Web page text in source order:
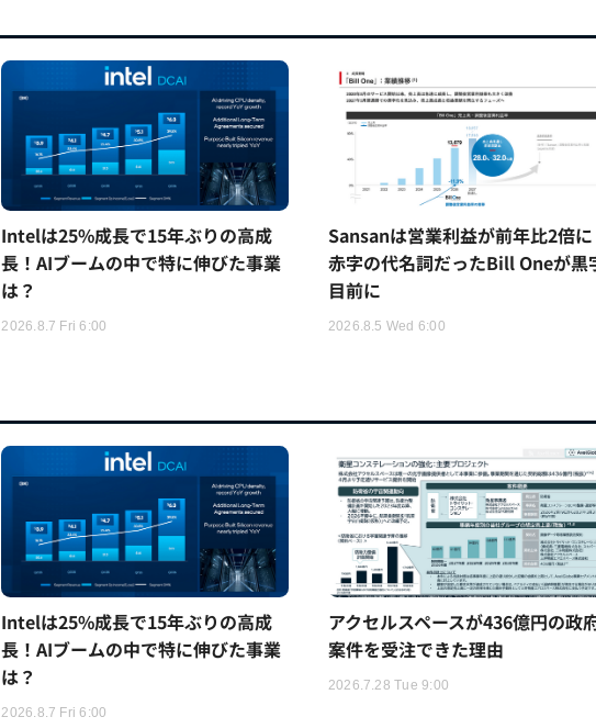
Intelは25%成長で15年ぶりの高成
長！AIブームの中で特に伸びた事業
は？
2026.8.7 Fri 6:00
Sansanは営業利益が前年比2倍
赤字の代名詞だったBill Oneが黒
目前に
2026.8.5 Wed 6:00
Intelは25%成長で15年ぶりの高成
長！AIブームの中で特に伸びた事業
は？
2026.8.7 Fri 6:00
アクセルスペースが436億円の政
案件を受注できた理由
2026.7.28 Tue 9:00